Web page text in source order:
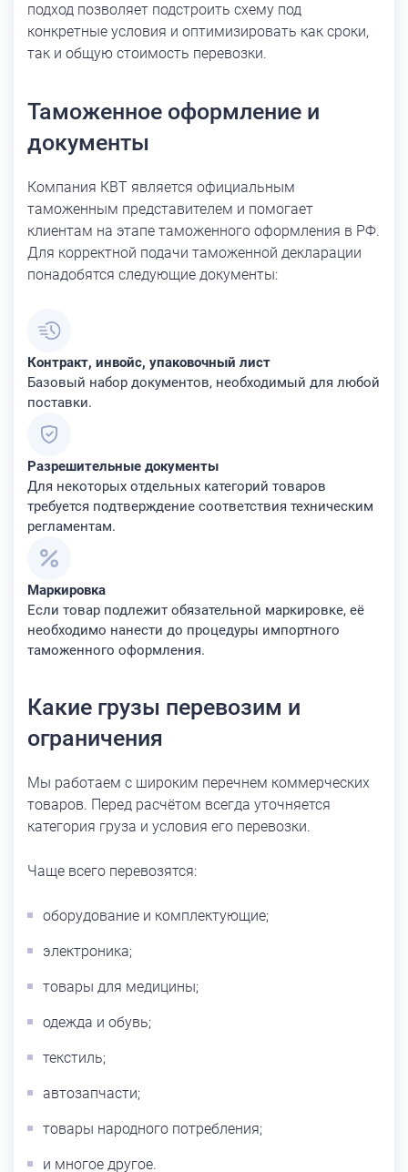
подход позволяет подстроить схему под
конкретные условия и оптимизировать как сроки,
так и общую стоимость перевозки.
Таможенное оформление и
документы
Компания КВТ является официальным
таможенным представителем и помогает
клиентам на этапе таможенного оформления в РФ.
Для корректной подачи таможенной декларации
понадобятся следующие документы:
Контракт, инвойс, упаковочный лист
Базовый набор документов, необходимый для любой
поставки.
Разрешительные документы
Для некоторых отдельных категорий товаров
требуется подтверждение соответствия техническим
регламентам.
Маркировка
Если товар подлежит обязательной маркировке, её
необходимо нанести до процедуры импортного
таможенного оформления.
Какие грузы перевозим и
ограничения
Мы работаем с широким перечнем коммерческих
товаров. Перед расчётом всегда уточняется
категория груза и условия его перевозки.
Чаще всего перевозятся:
оборудование и комплектующие;
электроника;
товары для медицины;
одежда и обувь;
текстиль;
автозапчасти;
товары народного потребления;
и многое другое.